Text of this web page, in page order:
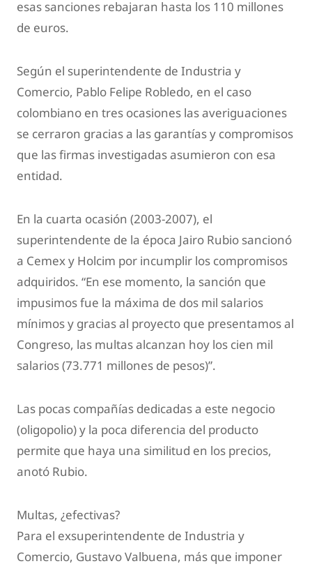
esas sanciones rebajaran hasta los 110 millones
de euros.
Según el superintendente de Industria y
Comercio, Pablo Felipe Robledo, en el caso
colombiano en tres ocasiones las averiguaciones
se cerraron gracias a las garantías y compromisos
que las firmas investigadas asumieron con esa
entidad.
En la cuarta ocasión (2003-2007), el
superintendente de la época Jairo Rubio sancionó
a Cemex y Holcim por incumplir los compromisos
adquiridos. “En ese momento, la sanción que
impusimos fue la máxima de dos mil salarios
mínimos y gracias al proyecto que presentamos al
Congreso, las multas alcanzan hoy los cien mil
salarios (73.771 millones de pesos)”.
Las pocas compañías dedicadas a este negocio
(oligopolio) y la poca diferencia del producto
permite que haya una similitud en los precios,
anotó Rubio.
Multas, ¿efectivas?
Para el exsuperintendente de Industria y
Comercio, Gustavo Valbuena, más que imponer